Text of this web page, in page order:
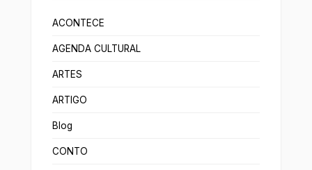
ACONTECE
AGENDA CULTURAL
ARTES
ARTIGO
Blog
CONTO